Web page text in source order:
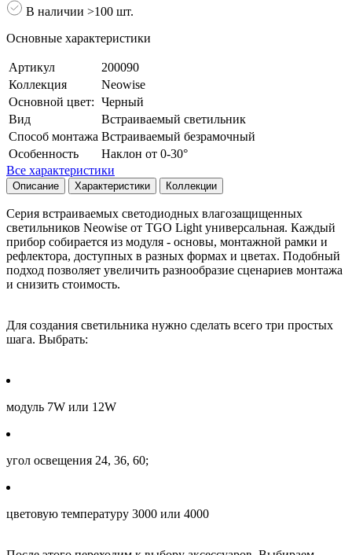
В наличии >100 шт.
Основные характеристики
Артикул
200090
Коллекция
Neowise
Основной цвет: Черный
Вид
Встраиваемый светильник
Способ монтажа Встраиваемый безрамочный
Особенность
Наклон от 0-30°
Все характеристики
Описание Характеристики Коллекции
Серия встраиваемых светодиодных влагозащищенных
светильников Neowise от TGO Light универсальная. Каждый
прибор собирается из модуля - основы, монтажной рамки и
рефлектора, доступных в разных формах и цветах. Подобный
подход позволяет увеличить разнообразие сценариев монтажа
и снизить стоимость.
Для создания светильника нужно сделать всего три простых
шага. Выбрать:
модуль 7W или 12W
угол освещения 24, 36, 60;
цветовую температуру 3000 или 4000